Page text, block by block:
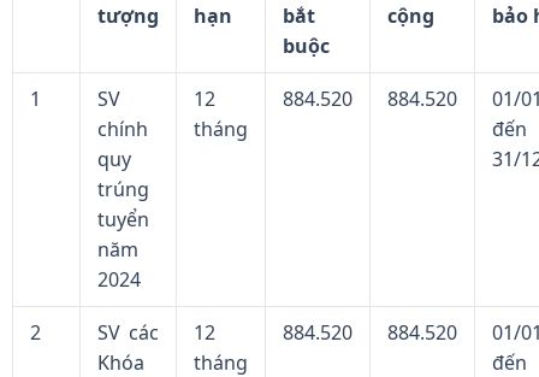
tượng
hạn
bắt
buộc
cộng
bảo
1
SV
chính
quy
trúng
tuyển
năm
2024
12
tháng
884.520 884.520
01/
đến
31/
2
SV các
Khóa
12
tháng
884.520 884.520
01/
đến